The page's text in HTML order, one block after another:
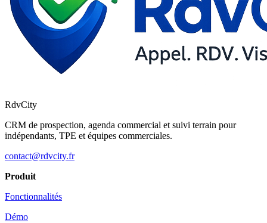
RdvCity
CRM de prospection, agenda commercial et suivi terrain pour
indépendants, TPE et équipes commerciales.
contact@rdvcity.fr
Produit
Fonctionnalités
Démo